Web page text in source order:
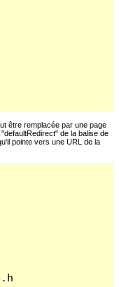
être remplacée par une page
de la balise de
pointe vers une URL de la